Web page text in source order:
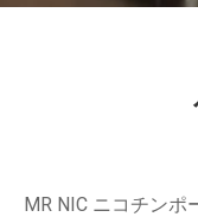
MR NIC ニコチンポ